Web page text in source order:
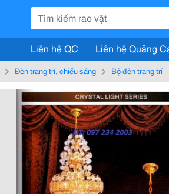
Liên hệ QC Liên hệ Quảng
Đèn trang trí, chiếu sáng Bộ đèn trang trí